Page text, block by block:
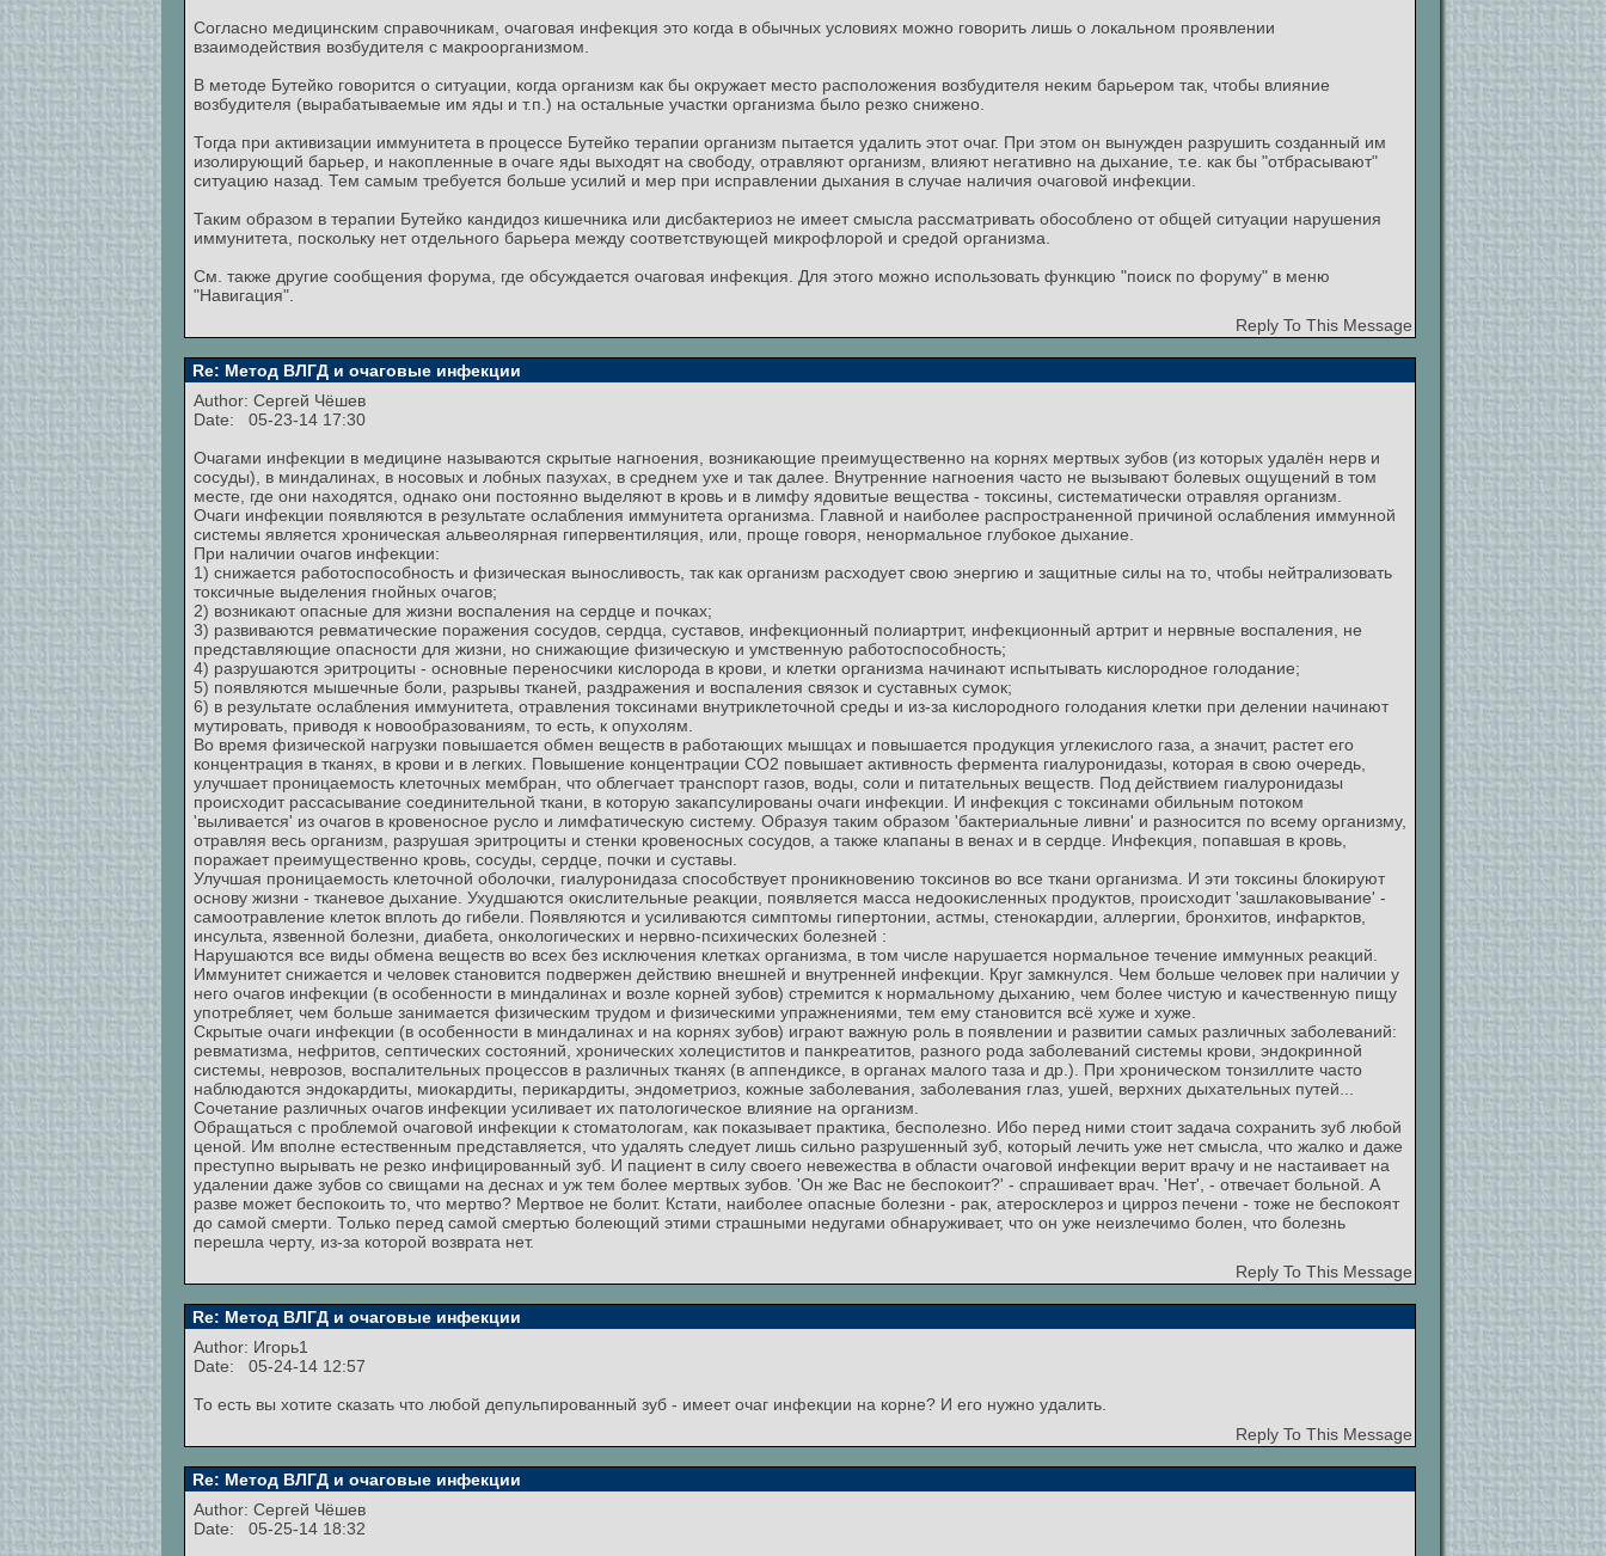
Согласно медицинским справочникам, очаговая инфекция это когда в обычных условиях можно говорить лишь о локальном проявлении
взаимодействия возбудителя с макроорганизмом.
В методе Бутейко говорится о ситуации, когда организм как бы окружает место расположения возбудителя неким барьером так, чтобы влияние
возбудителя (вырабатываемые им яды и т.п.) на остальные участки организма было резко снижено.
Тогда при активизации иммунитета в процессе Бутейко терапии организм пытается удалить этот очаг. При этом он вынужден разрушить созданный им
изолирующий барьер, и накопленные в очаге яды выходят на свободу, отравляют организм, влияют негативно на дыхание, т.е. как бы "отбрасывают"
ситуацию назад. Тем самым требуется больше усилий и мер при исправлении дыхания в случае наличия очаговой инфекции.
Таким образом в терапии Бутейко кандидоз кишечника или дисбактериоз не имеет смысла рассматривать обособлено от общей ситуации нарушения
иммунитета, поскольку нет отдельного барьера между соответствующей микрофлорой и средой организма.
См. также другие сообщения форума, где обсуждается очаговая инфекция. Для этого можно использовать функцию "поиск по форуму" в меню
"Навигация".
Reply To This Message
Re: Метод ВЛГД и очаговые инфекции
Author: Сергей Чёшев
Date: 05-23-14 17:30
Очагами инфекции в медицине называются скрытые нагноения, возникающие преимущественно на корнях мертвых зубов (из которых удалён нерв и
сосуды), в миндалинах, в носовых и лобных пазухах, в среднем ухе и так далее. Внутренние нагноения часто не вызывают болевых ощущений в том
месте, где они находятся, однако они постоянно выделяют в кровь и в лимфу ядовитые вещества - токсины, систематически отравляя организм.
Очаги инфекции появляются в результате ослабления иммунитета организма. Главной и наиболее распространенной причиной ослабления иммунной
системы является хроническая альвеолярная гипервентиляция, или, проще говоря, ненормальное глубокое дыхание.
При наличии очагов инфекции:
1) снижается работоспособность и физическая выносливость, так как организм расходует свою энергию и защитные силы на то, чтобы нейтрализовать
токсичные выделения гнойных очагов;
2) возникают опасные для жизни воспаления на сердце и почках;
3) развиваются ревматические поражения сосудов, сердца, суставов, инфекционный полиартрит, инфекционный артрит и нервные воспаления, не
представляющие опасности для жизни, но снижающие физическую и умственную работоспособность;
4) разрушаются эритроциты - основные переносчики кислорода в крови, и клетки организма начинают испытывать кислородное голодание;
5) появляются мышечные боли, разрывы тканей, раздражения и воспаления связок и суставных сумок;
6) в результате ослабления иммунитета, отравления токсинами внутриклеточной среды и из-за кислородного голодания клетки при делении начинают
мутировать, приводя к новообразованиям, то есть, к опухолям.
Во время физической нагрузки повышается обмен веществ в работающих мышцах и повышается продукция углекислого газа, а значит, растет его
концентрация в тканях, в крови и в легких. Повышение концентрации СО2 повышает активность фермента гиалуронидазы, которая в свою очередь,
улучшает проницаемость клеточных мембран, что облегчает транспорт газов, воды, соли и питательных веществ. Под действием гиалуронидазы
происходит рассасывание соединительной ткани, в которую закапсулированы очаги инфекции. И инфекция с токсинами обильным потоком
'выливается' из очагов в кровеносное русло и лимфатическую систему. Образуя таким образом 'бактериальные ливни' и разносится по всему организму,
отравляя весь организм, разрушая эритроциты и стенки кровеносных сосудов, а также клапаны в венах и в сердце. Инфекция, попавшая в кровь,
поражает преимущественно кровь, сосуды, сердце, почки и суставы.
Улучшая проницаемость клеточной оболочки, гиалуронидаза способствует проникновению токсинов во все ткани организма. И эти токсины блокируют
основу жизни - тканевое дыхание. Ухудшаются окислительные реакции, появляется масса недоокисленных продуктов, происходит 'зашлаковывание' -
самоотравление клеток вплоть до гибели. Появляются и усиливаются симптомы гипертонии, астмы, стенокардии, аллергии, бронхитов, инфарктов,
инсульта, язвенной болезни, диабета, онкологических и нервно-психических болезней :
Нарушаются все виды обмена веществ во всех без исключения клетках организма, в том числе нарушается нормальное течение иммунных реакций.
Иммунитет снижается и человек становится подвержен действию внешней и внутренней инфекции. Круг замкнулся. Чем больше человек при наличии у
него очагов инфекции (в особенности в миндалинах и возле корней зубов) стремится к нормальному дыханию, чем более чистую и качественную пищу
употребляет, чем больше занимается физическим трудом и физическими упражнениями, тем ему становится всё хуже и хуже.
Скрытые очаги инфекции (в особенности в миндалинах и на корнях зубов) играют важную роль в появлении и развитии самых различных заболеваний:
ревматизма, нефритов, септических состояний, хронических холециститов и панкреатитов, разного рода заболеваний системы крови, эндокринной
системы, неврозов, воспалительных процессов в различных тканях (в аппендиксе, в органах малого таза и др.). При хроническом тонзиллите часто
наблюдаются эндокардиты, миокардиты, перикардиты, эндометриоз, кожные заболевания, заболевания глаз, ушей, верхних дыхательных путей...
Сочетание различных очагов инфекции усиливает их патологическое влияние на организм.
Обращаться с проблемой очаговой инфекции к стоматологам, как показывает практика, бесполезно. Ибо перед ними стоит задача сохранить зуб любой
ценой. Им вполне естественным представляется, что удалять следует лишь сильно разрушенный зуб, который лечить уже нет смысла, что жалко и даже
преступно вырывать не резко инфицированный зуб. И пациент в силу своего невежества в области очаговой инфекции верит врачу и не настаивает на
удалении даже зубов со свищами на деснах и уж тем более мертвых зубов. 'Он же Вас не беспокоит?' - спрашивает врач. 'Нет', - отвечает больной. А
разве может беспокоить то, что мертво? Мертвое не болит. Кстати, наиболее опасные болезни - рак, атеросклероз и цирроз печени - тоже не беспокоят
до самой смерти. Только перед самой смертью болеющий этими страшными недугами обнаруживает, что он уже неизлечимо болен, что болезнь
перешла черту, из-за которой возврата нет.
Reply To This Message
Re: Метод ВЛГД и очаговые инфекции
Author: Игорь1
Date: 05-24-14 12:57
То есть вы хотите сказать что любой депульпированный зуб - имеет очаг инфекции на корне? И его нужно удалить.
Reply To This Message
Re: Метод ВЛГД и очаговые инфекции
Author: Сергей Чёшев
Date: 05-25-14 18:32